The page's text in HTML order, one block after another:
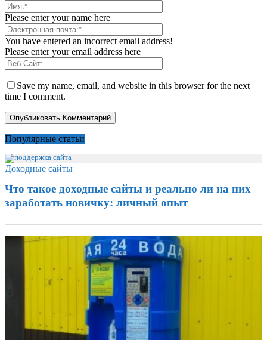
Please enter your name here
You have entered an incorrect email address!
Please enter your email address here
Save my name, email, and website in this browser for the next
time I comment.
Популярные статьи
Доходные сайты
Что такое доходные сайты и реально ли на них
заработать новичку: личный опыт